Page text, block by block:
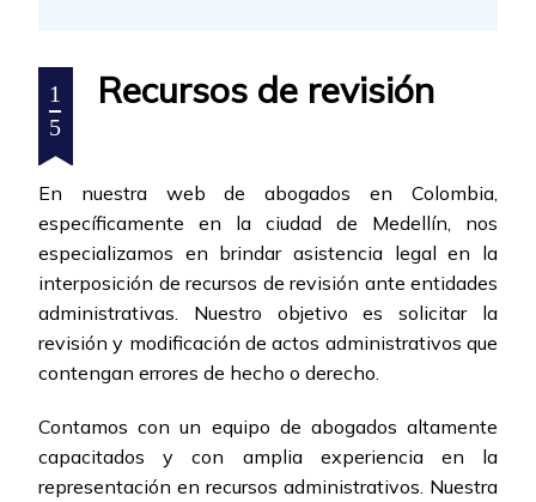
1
5
Recursos de revisión
En nuestra web de abogados en Colombia,
específicamente en la ciudad de Medellín, nos
especializamos en brindar asistencia legal en la
interposición de recursos de revisión ante entidades
administrativas. Nuestro objetivo es solicitar la
revisión y modificación de actos administrativos que
contengan errores de hecho o derecho.
Contamos con un equipo de abogados altamente
capacitados y con amplia experiencia en la
representación en recursos administrativos. Nuestra